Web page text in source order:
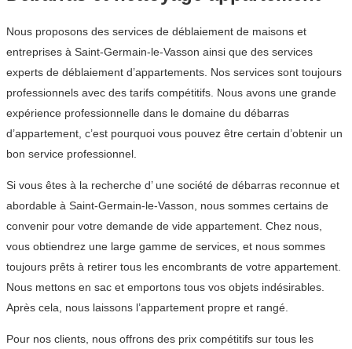
Nous proposons des services de déblaiement de maisons et
entreprises à Saint-Germain-le-Vasson ainsi que des services
experts de déblaiement d’appartements. Nos services sont toujours
professionnels avec des tarifs compétitifs. Nous avons une grande
expérience professionnelle dans le domaine du débarras
d’appartement, c’est pourquoi vous pouvez être certain d’obtenir un
bon service professionnel.
Si vous êtes à la recherche d’ une société de débarras reconnue et
abordable à Saint-Germain-le-Vasson, nous sommes certains de
convenir pour votre demande de vide appartement. Chez nous,
vous obtiendrez une large gamme de services, et nous sommes
toujours prêts à retirer tous les encombrants de votre appartement.
Nous mettons en sac et emportons tous vos objets indésirables.
Après cela, nous laissons l’appartement propre et rangé.
Pour nos clients, nous offrons des prix compétitifs sur tous les